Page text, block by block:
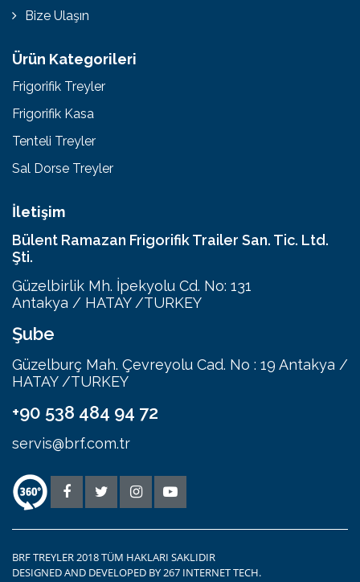
Bize Ulaşın
Ürün Kategorileri
Frigorifik Treyler
Frigorifik Kasa
Tenteli Treyler
Sal Dorse Treyler
İletişim
Bülent Ramazan Frigorifik Trailer San. Tic. Ltd.
Şti.
Güzelbirlik Mh. İpekyolu Cd. No: 131
Antakya / HATAY /TURKEY
Şube
Güzelburç Mah. Çevreyolu Cad. No : 19 Antakya /
HATAY /TURKEY
+90 538 484 94 72
servis@brf.com.tr
BRF TREYLER 2018 TÜM HAKLARI SAKLIDIR
DESIGNED AND DEVELOPED BY267 INTERNET TECH.